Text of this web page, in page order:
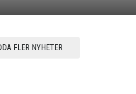
FLER NYHETER